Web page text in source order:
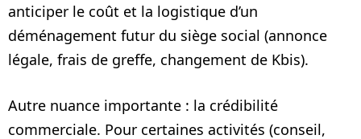
anticiper le coût et la logistique d’un
déménagement futur du siège social (annonce
légale, frais de greffe, changement de Kbis).
Autre nuance importante : la crédibilité
commerciale. Pour certaines activités (conseil,